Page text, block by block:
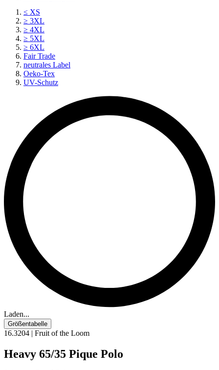
≤ XS
≥ 3XL
≥ 4XL
≥ 5XL
≥ 6XL
Fair Trade
neutrales Label
Oeko-Tex
UV-Schutz
Laden...
Größentabelle
16.3204 | Fruit of the Loom
Heavy 65/35 Pique Polo